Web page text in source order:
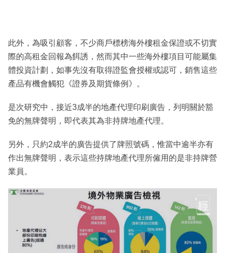
此外，為吸引顧客，不少商戶標榜海外樓租金保證或不切實
際的高租金回報為餌誘，然而其中一些海外樓項目可能屬集
體投資計劃，如事先沒有取得證監會授權或認可，銷售這些
產品有機會觸犯《證券及期貨條例》。
是次研究中，接近3成半的地產代理印刷廣告，列明關於豁
免的無牌聲明，即代表其為非持牌地產代理。
另外，只約2成半的廣告提供了牌照號碼，惟當中逾半亦有
作出無牌聲明，表示這些持牌地產代理所僱用的是非持牌營
業員。